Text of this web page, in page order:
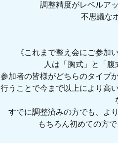
調整精度がレベルア
不思議な
《これまで整え会にご参加
人は「胸式」と「
参加者の皆様がどちらのタイプ
行うことで今まで以上により高
すでに調整済みの方でも、よ
もちろん初めての方